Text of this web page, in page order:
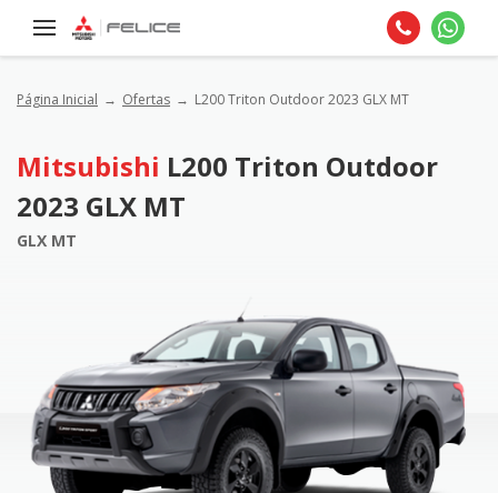
Página Inicial Ofertas L200 Triton Outdoor 2023 GLX MT
Mitsubishi L200 Triton Outdoor
2023 GLX MT
GLX MT